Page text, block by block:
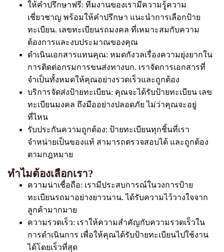
ให้คำปรึกษาฟรี: ทีมงานของเรามีความรู้ความ
เชี่ยวชาญ พร้อมให้คำปรึกษา แนะนำการเลือกป้าย
ทะเบียน. เลขทะเบียนรถมงคล ที่เหมาะสมกับความ
ต้องการและงบประมาณของคุณ
ดำเนินเอกสารแทนคุณ: หมดกังวลเรื่องความยุ่งยากใน
การติดต่อกรมการขนส่งทางบก. เราจัดการเอกสารที่
จำเป็นทั้งหมดให้คุณอย่างรวดเร็วและถูกต้อง
บริการจัดส่งป้ายทะเบียน: คุณจะได้รับป้ายทะเบียน เลข
ทะเบียนมงคล ถึงมืออย่างปลอดภัย ไม่ว่าคุณจะอยู่
ที่ไหน
รับประกันความถูกต้อง: ป้ายทะเบียนทุกชิ้นที่เรา
จำหน่ายเป็นของแท้ สามารถตรวจสอบได้ และถูกต้อง
ตามกฎหมาย
ทำไมต้องเลือกเรา?
ความน่าเชื่อถือ: เรามีประสบการณ์ในวงการป้าย
ทะเบียนรถมาอย่างยาวนาน. ได้รับความไว้วางใจจาก
ลูกค้ามากมาย
ความรวดเร็ว: เราให้ความสำคัญกับความรวดเร็วใน
การดำเนินการ เพื่อให้คุณได้รับป้ายทะเบียนไปใช้งาน
ได้โดยเร็วที่สุด